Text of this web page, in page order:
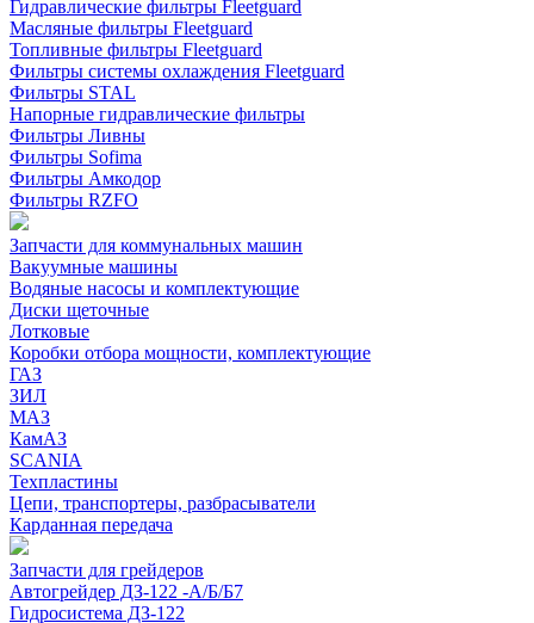
Гидравлические фильтры Fleetguard
Масляные фильтры Fleetguard
Топливные фильтры Fleetguard
Фильтры системы охлаждения Fleetguard
Фильтры STAL
Напорные гидравлические фильтры
Фильтры Ливны
Фильтры Sofima
Фильтры Амкодор
Фильтры RZFO
Запчасти для коммунальных машин
Вакуумные машины
Водяные насосы и комплектующие
Диски щеточные
Лотковые
Коробки отбора мощности, комплектующие
ГАЗ
ЗИЛ
МАЗ
КамАЗ
SCANIA
Техпластины
Цепи, транспортеры, разбрасыватели
Карданная передача
Запчасти для грейдеров
Автогрейдер ДЗ-122 -А/Б/Б7
Гидросистема ДЗ-122